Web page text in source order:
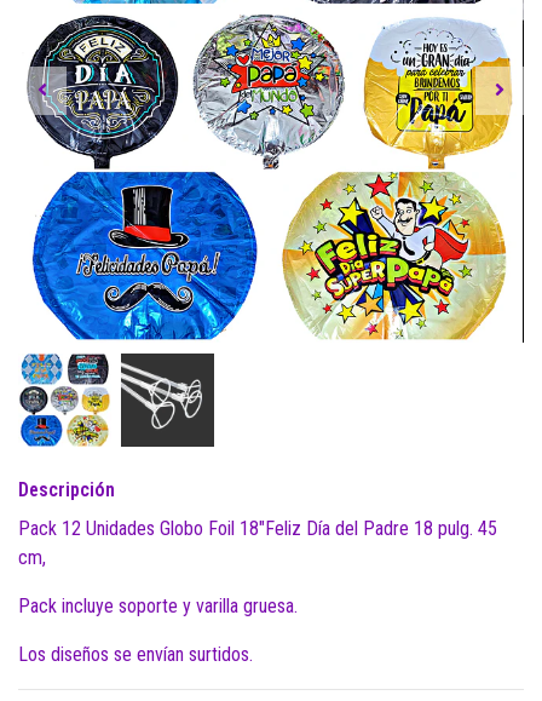
Descripción
Pack 12 Unidades Globo Foil 18"Feliz Día del Padre 18 pulg. 45
cm,
Pack incluye soporte y varilla gruesa.
Los diseños se envían surtidos.